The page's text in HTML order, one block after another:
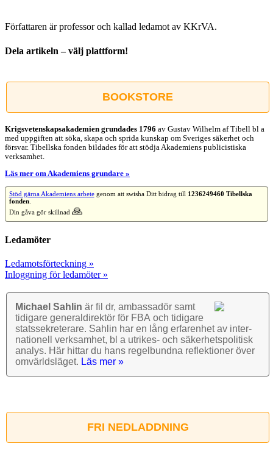
Författaren är professor och kallad ledamot av KKrVA.
Dela artikeln – välj plattform!
post
BOOKSTORE
Krigsvetenskap­sakademien grundades 1796 av Gustav Wilhelm af Tibell bl a
med uppgiften att söka, skapa och sprida kunskap om Sveriges säkerhet och
försvar. Tibellska fonden bildades för att stödja Akademiens publicistiska
verksamhet.
Läs mer om Akademiens grundare »
Stöd gärna Akademiens arbetegenom att swisha Ditt bidrag till 1236249460 Tibellska
fonden.
Din gåva gör skillnad 🙏
Ledamöter
Ledamotsförteckning »
Inloggning för ledamöter »
Michael Sahlin är fil dr, ambassadör samt
tidigare general­direktör för FBA och tidigare
stats­sekre­terare. Sahlin har en lång erfarenhet av inter­
nationell verk­samhet, bl a utrikes- och säkerhets­politisk
analys. Här hittar du hans regel­bundna reflek­tioner över
omvärlds­läget. Läs mer »
FRI NEDLADDNING